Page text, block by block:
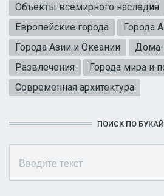
Объекты всемирного наследия
Европейские города
Города
Города Азии и Океании
Дома-
Развлечения
Города мира и
Современная архитектура
ПОИСК ПО